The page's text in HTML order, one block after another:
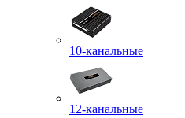
10-канальные
12-канальные